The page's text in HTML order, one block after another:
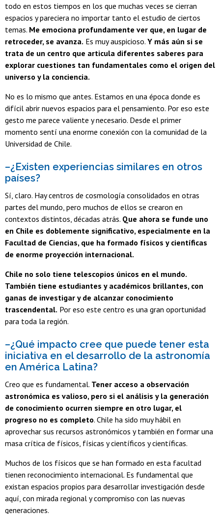
todo en estos tiempos en los que muchas veces se cierran
espacios y pareciera no importar tanto el estudio de ciertos
temas. Me emociona profundamente ver que, en lugar de
retroceder, se avanza. Es muy auspicioso. Y más aún si se
trata de un centro que articula diferentes saberes para
explorar cuestiones tan fundamentales como el origen del
universo y la conciencia.
No es lo mismo que antes. Estamos en una época donde es
difícil abrir nuevos espacios para el pensamiento. Por eso este
gesto me parece valiente y necesario. Desde el primer
momento sentí una enorme conexión con la comunidad de la
Universidad de Chile.
–¿Existen experiencias similares en otros
países?
Sí, claro. Hay centros de cosmología consolidados en otras
partes del mundo, pero muchos de ellos se crearon en
contextos distintos, décadas atrás. Que ahora se funde uno
en Chile es doblemente significativo, especialmente en la
Facultad de Ciencias, que ha formado físicos y científicas
de enorme proyección internacional.
Chile no solo tiene telescopios únicos en el mundo.
También tiene estudiantes y académicos brillantes, con
ganas de investigar y de alcanzar conocimiento
trascendental. Por eso este centro es una gran oportunidad
para toda la región.
–¿Qué impacto cree que puede tener esta
iniciativa en el desarrollo de la astronomía
en América Latina?
Creo que es fundamental. Tener acceso a observación
astronómica es valioso, pero si el análisis y la generación
de conocimiento ocurren siempre en otro lugar, el
progreso no es completo. Chile ha sido muy hábil en
aprovechar sus recursos astronómicos y también en formar una
masa crítica de físicos, físicas y científicos y científicas.
Muchos de los físicos que se han formado en esta facultad
tienen reconocimiento internacional. Es fundamental que
existan espacios propios para desarrollar investigación desde
aquí, con mirada regional y compromiso con las nuevas
generaciones.